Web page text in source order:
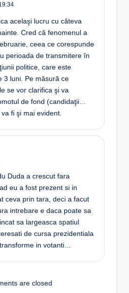
acelaşi lucru cu câteva
Cred că fenomenul a
ceea ce corespunde
perioada de transmitere în
politice, care este
3 luni. Pe măsură ce
se vor clarifica şi va
de fond (candidaţii…
fi şi mai evident.
Duda a crescut fara
eu a fost prezent si in
ceva prin tara, deci a facut
intrebare e daca poate sa
sa largeasca spatiul
de cursa prezidentiala
in votanti…
are closed